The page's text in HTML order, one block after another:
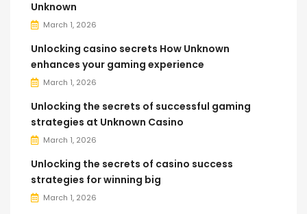
Unknown
March 1, 2026
Unlocking casino secrets How Unknown
enhances your gaming experience
March 1, 2026
Unlocking the secrets of successful gaming
strategies at Unknown Casino
March 1, 2026
Unlocking the secrets of casino success
strategies for winning big
March 1, 2026